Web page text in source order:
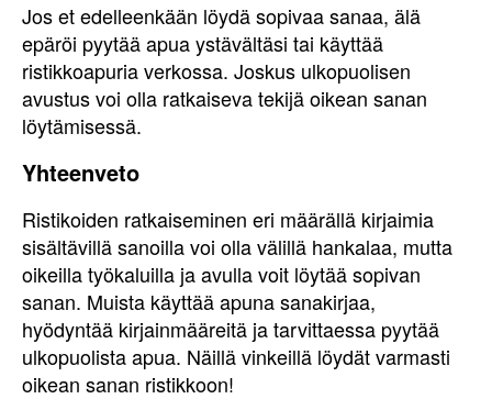
Jos et edelleenkään löydä sopivaa sanaa, älä
epäröi pyytää apua ystävältäsi tai käyttää
ristikkoapuria verkossa. Joskus ulkopuolisen
avustus voi olla ratkaiseva tekijä oikean sanan
löytämisessä.
Yhteenveto
Ristikoiden ratkaiseminen eri määrällä kirjaimia
sisältävillä sanoilla voi olla välillä hankalaa, mutta
oikeilla työkaluilla ja avulla voit löytää sopivan
sanan. Muista käyttää apuna sanakirjaa,
hyödyntää kirjainmääreitä ja tarvittaessa pyytää
ulkopuolista apua. Näillä vinkeillä löydät varmasti
oikean sanan ristikkoon!